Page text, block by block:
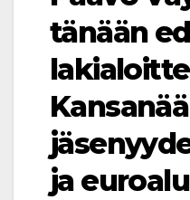
tänään
ja